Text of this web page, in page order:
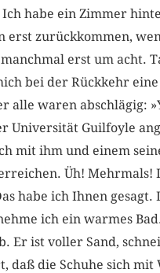
habe ein Zimmer
erst zurückkommen,
manchmal erst um
bei der Rückkehr
alle waren abschlägig:
Universität Guilfoyle
mit ihm und einem
Üh!
habe ich Ihnen
ich ein warmes
Er ist voller Sand,
daß die Schuhe sich